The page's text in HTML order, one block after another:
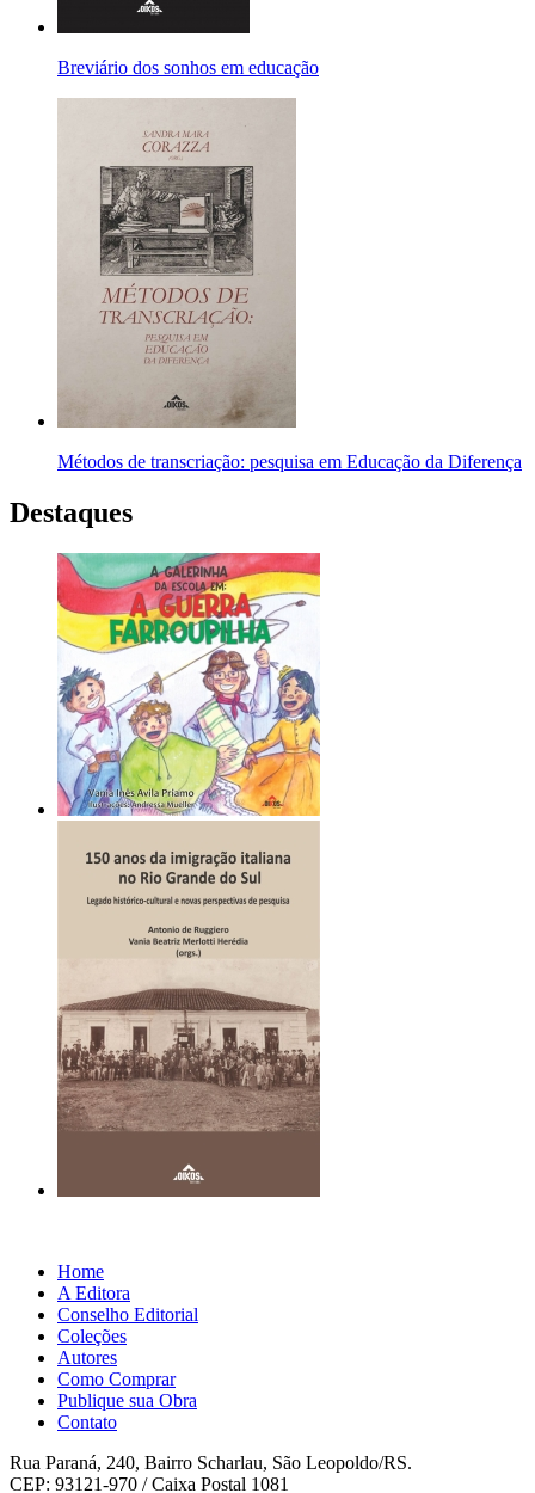
Breviário dos sonhos em educação
Métodos de transcriação: pesquisa em Educação da Diferença
Destaques
Home
A Editora
Conselho Editorial
Coleções
Autores
Como Comprar
Publique sua Obra
Contato
Rua Paraná, 240, Bairro Scharlau, São Leopoldo/RS.
CEP: 93121-970 / Caixa Postal 1081